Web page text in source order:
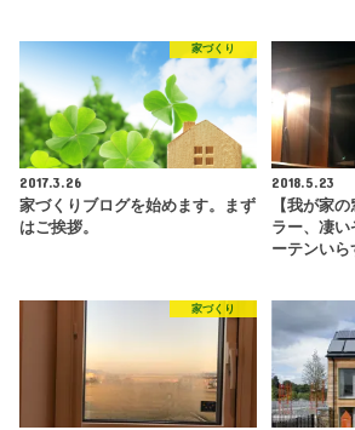
家づくり
2017.3.26
家づくりブログを始めます。まず
はご挨拶。
2018.5.23
【我が家
ラー、凄い
ーテンい
家づくり